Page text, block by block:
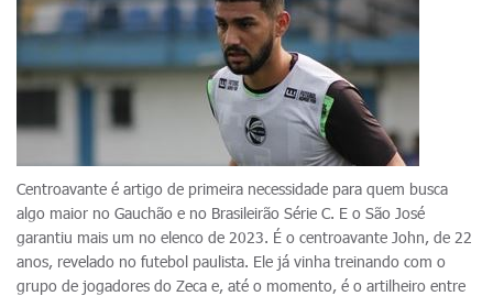
Centroavante é artigo de primeira necessidade para quem busca
algo maior no Gauchão e no Brasileirão Série C. E o São José
garantiu mais um no elenco de 2023. É o centroavante John, de 22
anos, revelado no futebol paulista. Ele já vinha treinando com o
grupo de jogadores do Zeca e, até o momento, é o artilheiro entre